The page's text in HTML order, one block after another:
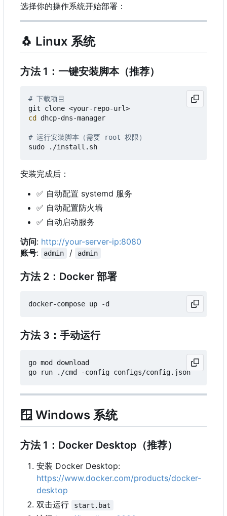
选择你的操作系统开始部署：
🐧 Linux 系统
方法 1：一键安装脚本（推荐）
# 下载项目
cd
dhcp-dns-manager
# 运行安装脚本（需要 root 权限）
安装完成后：
✅ 自动配置 systemd 服务
✅ 自动配置防火墙
✅ 自动启动服务
访问: http://your-server-ip:8080
账号: admin / admin
方法 2 ： Docker 部署
方法 3：手动运行
go mod download
🪟Windows 系统
方法 1 ： Docker Desktop（推荐）
安装 Docker Desktop:
https://www.docker.com/products/docker-
desktop
双击运行
start.bat